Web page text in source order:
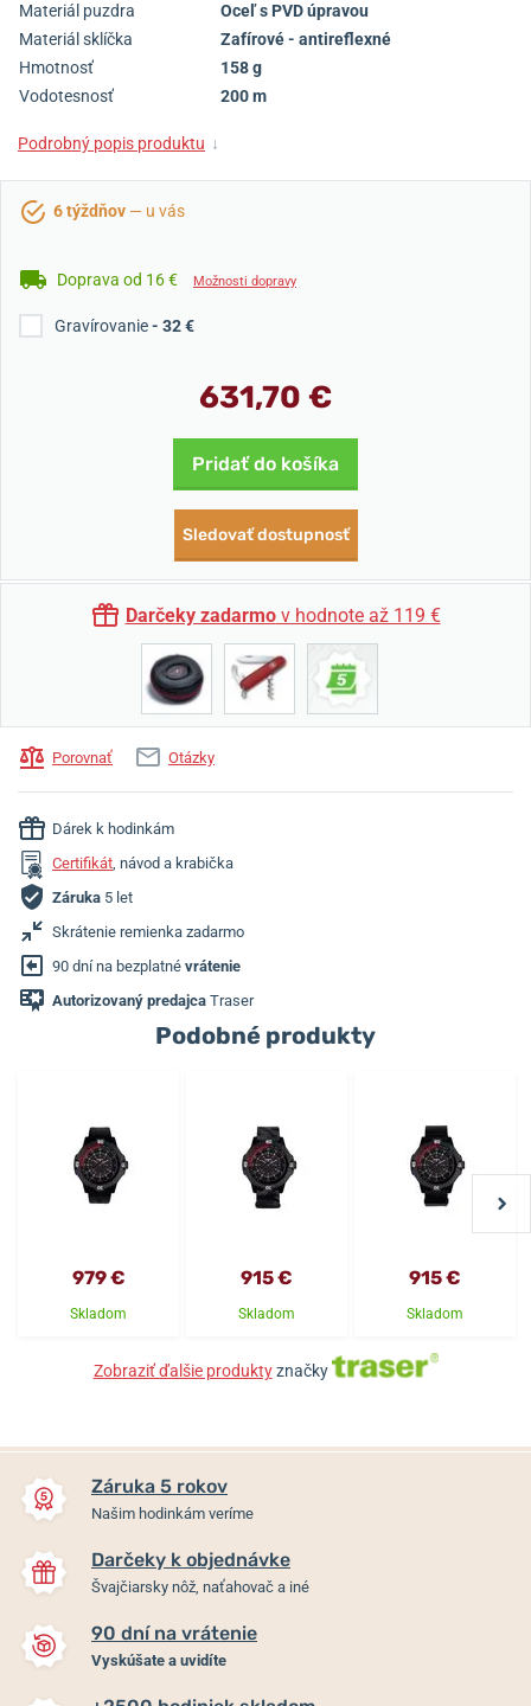
Materiál puzdra
Oceľ s PVD úpravou
Materiál sklíčka
Zafírové - antireflexné
Hmotnosť
158 g
Vodotesnosť
200 m
Podrobný popis produktu ↓
6 týždňov — u vás
Doprava od 16 € Možnosti dopravy
Gravírovanie- 32 €
631,70 €
Pridať do košíka
Sledovať dostupnosť
Darčeky zadarmov hodnote až 119 €
Porovnať Otázky
Dárek k hodinkám
Certifikát, návod a krabička
Záruka 5 let
Skrátenie remienka zadarmo
90 dní na bezplatné vrátenie
Autorizovaný predajca Traser
Podobné produkty
979 €
Skladom
915 €
Skladom
915 €
Skladom
Zobraziť ďalšie produktyznačky
Záruka 5 rokov
Našim hodinkám veríme
Darčeky k objednávke
Švajčiarsky nôž, naťahovač a iné
90 dní na vrátenie
Vyskúšate a uvidíte